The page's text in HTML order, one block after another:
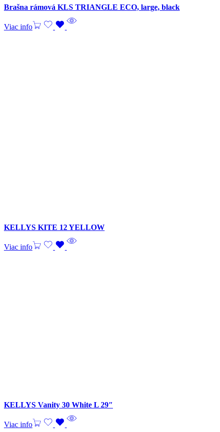
Brašna rámová KLS TRIANGLE ECO, large, black
Viac info
KELLYS KITE 12 YELLOW
Viac info
KELLYS Vanity 30 White L 29″
Viac info